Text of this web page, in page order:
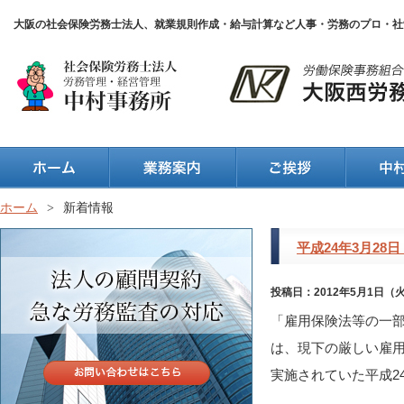
大阪の社会保険労務士法人、就業規則作成・給与計算など人事・労務のプロ・
ホーム > 新着情報
平成24年3月28
投稿日：2012年5月1日（
「雇用保険法等の一
は、現下の厳しい雇
実施されていた平成